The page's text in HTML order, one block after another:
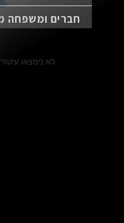
חברים ומשפחה
לא נימצאו